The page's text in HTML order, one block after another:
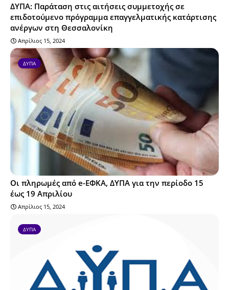
ΔΥΠΑ: Παράταση στις αιτήσεις συμμετοχής σε
επιδοτούμενο πρόγραμμα επαγγελματικής κατάρτισης
ανέργων στη Θεσσαλονίκη
Απρίλιος 15, 2024
ΔΥΠΑ
Οι πληρωμές από e-ΕΦΚΑ, ΔΥΠΑ για την περίοδο 15
έως 19 Απριλίου
Απρίλιος 15, 2024
ΔΥΠΑ